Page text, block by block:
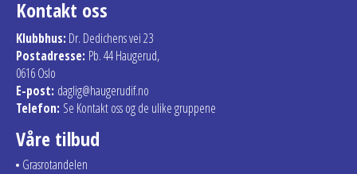
Kontakt oss
Klubbhus: Dr. Dedichens vei 23
Postadresse: Pb. 44 Haugerud,
0616 Oslo
E-post: daglig@haugerudif.no
Telefon: Se Kontakt oss og de ulike gruppene
Våre tilbud
Grasrotandelen